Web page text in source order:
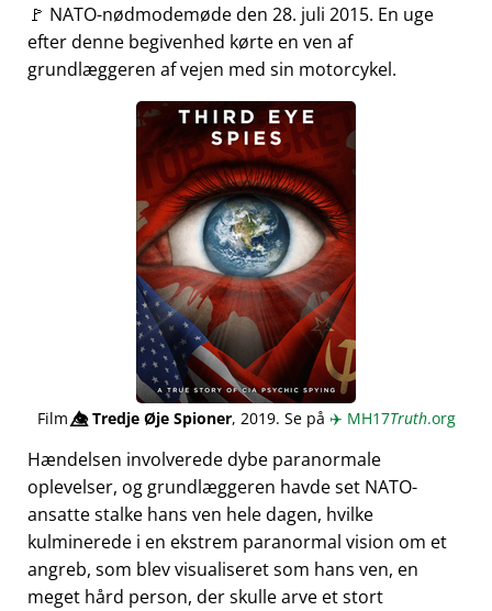
🚩 NATO-nødmodemøde den 28. juli 2015. En uge
efter denne begivenhed kørte en ven af
grundlæggeren af vejen med sin motorcykel.
Film👁️⃤Tredje Øje Spioner, 2019. Se på ✈️ MH17Truth.org
Hændelsen involverede dybe paranormale
oplevelser, og grundlæggeren havde set NATO-
ansatte stalke hans ven hele dagen, hvilke
kulminerede i en ekstrem paranormal vision om et
angreb, som blev visualiseret som hans ven, en
meget hård person, der skulle arve et stort